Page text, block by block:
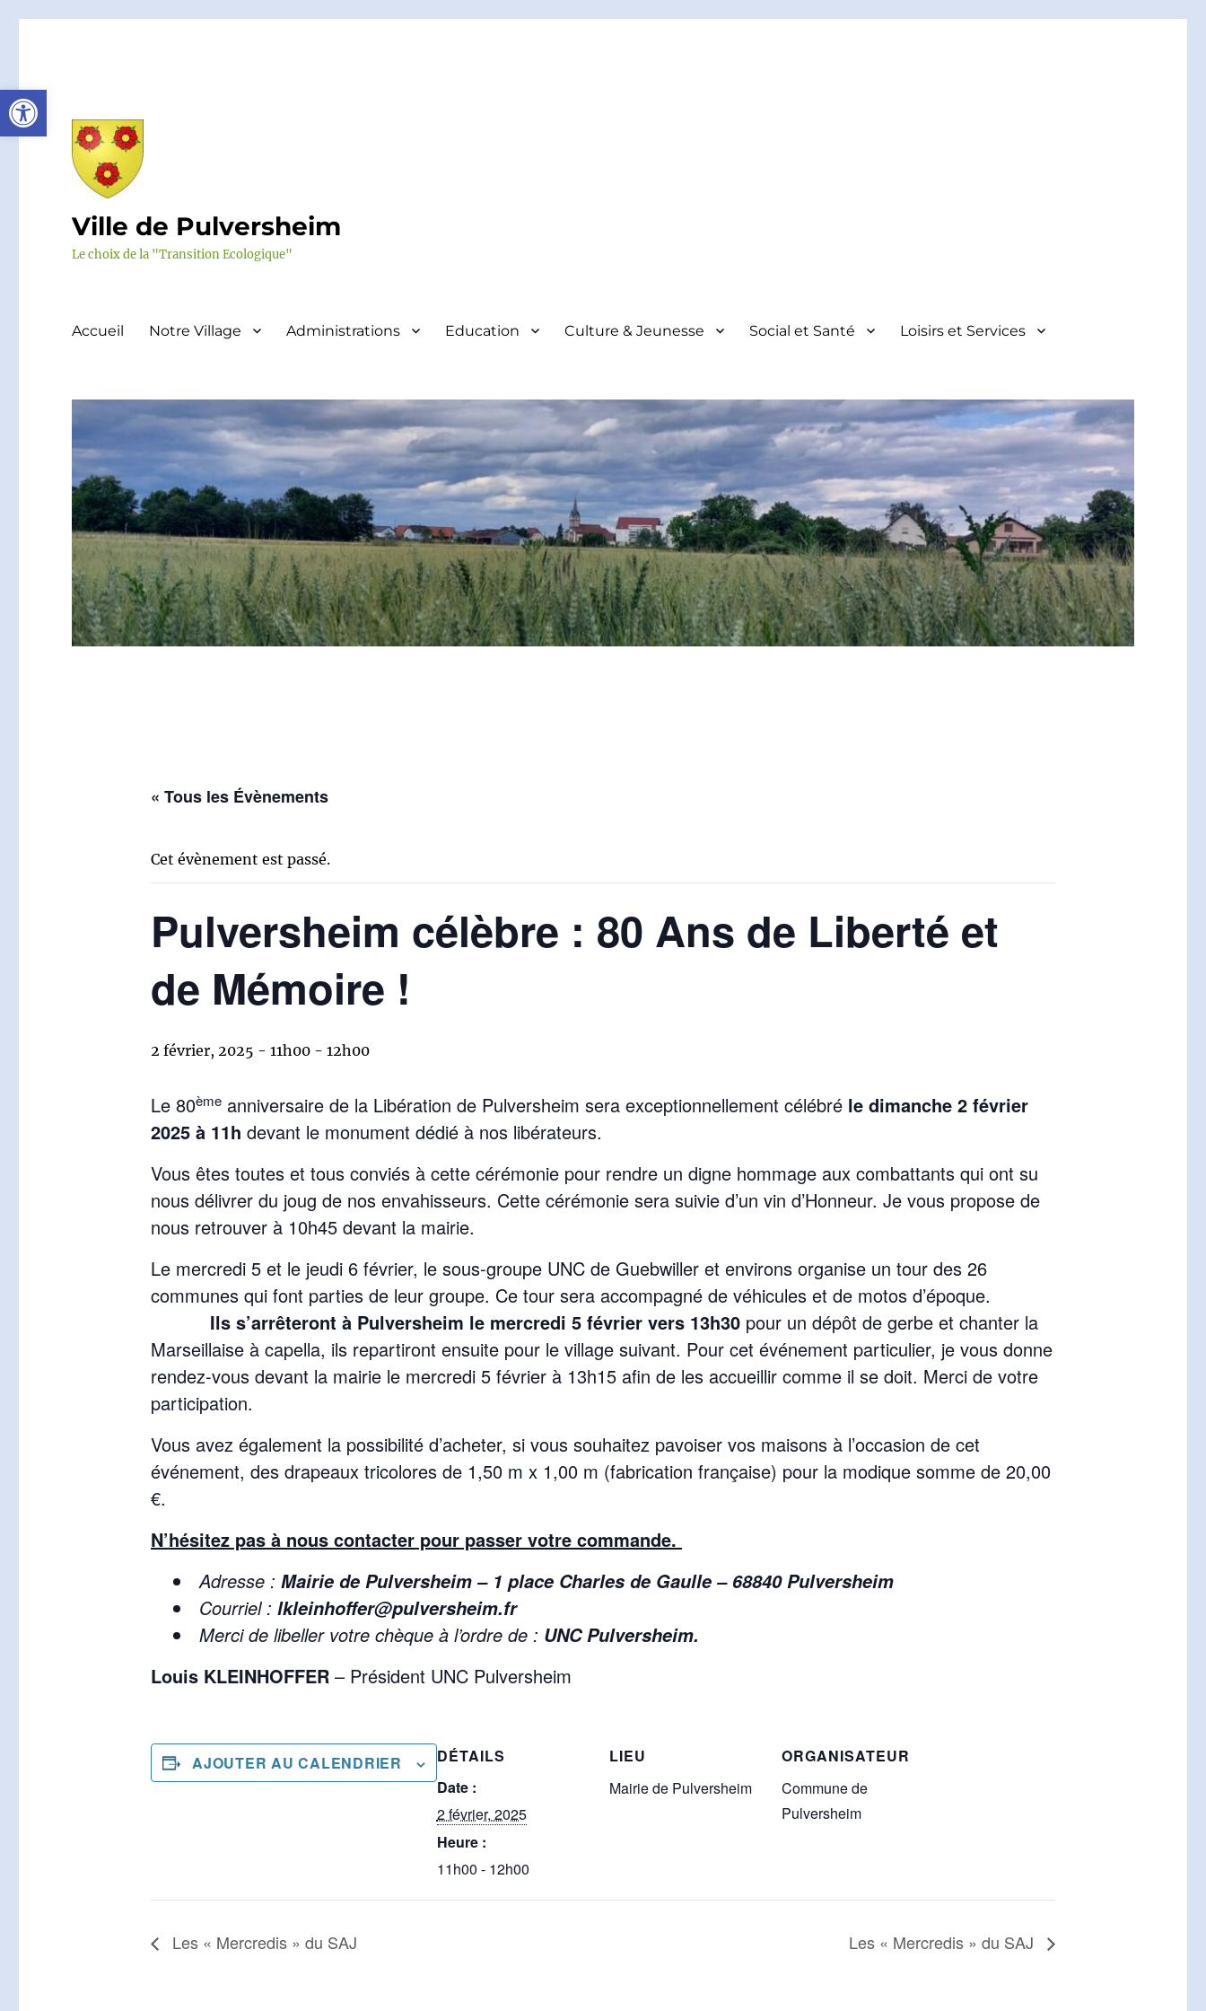
Ouvrir la barre d’outils
Ville de Pulversheim
Le choix de la "Transition Ecologique"
Accueil Notre Village Administrations Education Culture & Jeunesse Social et Santé Loisirs et Services
« Tous les Évènements
Cet évènement est passé.
Pulversheim célèbre : 80 Ans de Liberté et
de Mémoire !
2 février, 2025 - 11h00 - 12h00
Le 80ème anniversaire de la Libération de Pulversheim sera exceptionnellement célébré le dimanche 2 février
2025 à 11h devant le monument dédié à nos libérateurs.
Vous êtes toutes et tous conviés à cette cérémonie pour rendre un digne hommage aux combattants qui ont su
nous délivrer du joug de nos envahisseurs. Cette cérémonie sera suivie d’un vin d’Honneur. Je vous propose de
nous retrouver à 10h45 devant la mairie.
Le mercredi 5 et le jeudi 6 février, le sous-groupe UNC de Guebwiller et environs organise un tour des 26
communes qui font parties de leur groupe. Ce tour sera accompagné de véhicules et de motos d’époque.
Ils s’arrêteront à Pulversheim le mercredi 5 février vers 13h30 pour un dépôt de gerbe et chanter la
Marseillaise à capella, ils repartiront ensuite pour le village suivant. Pour cet événement particulier, je vous donne
rendez-vous devant la mairie le mercredi 5 février à 13h15 afin de les accueillir comme il se doit. Merci de votre
participation.
Vous avez également la possibilité d’acheter, si vous souhaitez pavoiser vos maisons à l’occasion de cet
événement, des drapeaux tricolores de 1,50 m x 1,00 m (fabrication française) pour la modique somme de 20,00
€.
N’hésitez pas à nous contacter pour passer votre commande.
Adresse : Mairie de Pulversheim – 1 place Charles de Gaulle – 68840 Pulversheim
Courriel : lkleinhoffer@pulversheim.fr
Merci de libeller votre chèque à l’ordre de : UNC Pulversheim.
Louis KLEINHOFFER – Président UNC Pulversheim
AJOUTER AU CALENDRIER
DÉTAILS
Date :
2 février, 2025
Heure :
11h00 - 12h00
LIEU
Mairie de Pulversheim
ORGANISATEUR
Commune de
Pulversheim
Les « Mercredis » du SAJ Les « Mercredis » du SAJ